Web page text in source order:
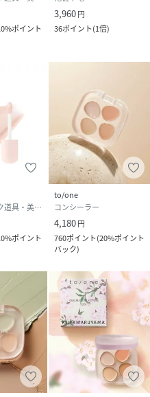
け取ることが出来ます。
く！
999-F PX3894
ポイント
3,960円
36ポイント(1倍)
その他のメイク道具・美容器具
ポイント
to/one
コンシーラー
4,180円
760ポイント(20%ポイント
バック)